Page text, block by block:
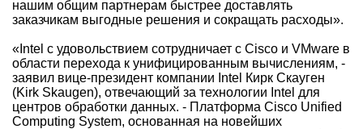
нашим общим партнерам быстрее доставлять
заказчикам выгодные решения и сокращать расходы».
«Intel с удовольствием сотрудничает с Cisco и VMware в
области перехода к унифицированным вычислениям, -
заявил вице-президент компании Intel Кирк Скауген
(Kirk Skaugen), отвечающий за технологии Intel для
центров обработки данных. - Платформа Cisco Unified
Computing System, основанная на новейших